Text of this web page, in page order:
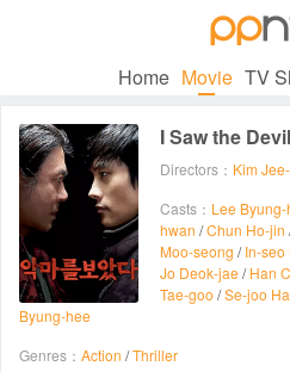
Home Movie TV
I Saw the Devil
Directors： Kim
Casts： Lee Byung-
hwan /Chun Ho-jin
Moo-seong /In-seo
Jo Deok-jae /Han
Tae-goo /Se-joo
Byung-hee
Genres： Action /Thriller